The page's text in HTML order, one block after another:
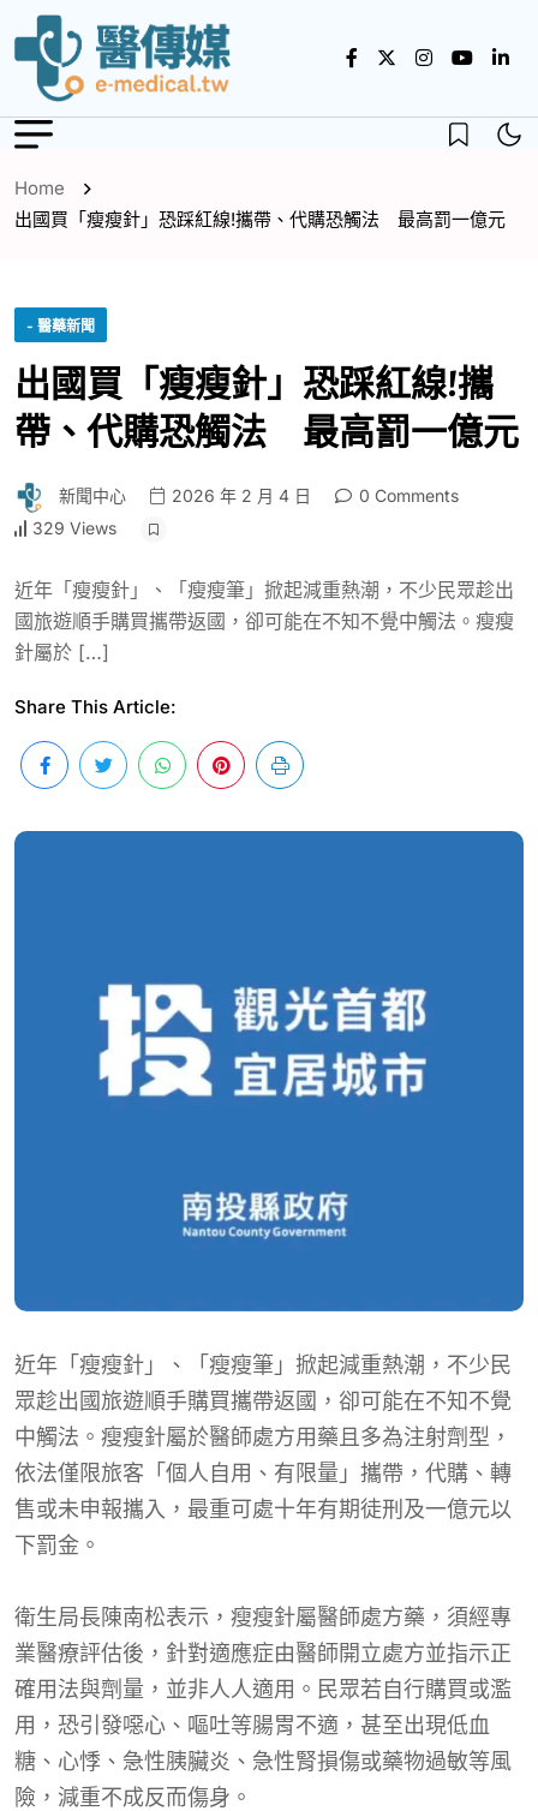
Home
出國買「瘦瘦針」恐踩紅線!攜帶、代購恐觸法 最高罰一億元
- 醫藥新聞
出國買「瘦瘦針」恐踩紅線!攜
帶、代購恐觸法 最高罰一億元
新聞中心 2026 年 2 月 4 日
0 Comments
329 Views
近年「瘦瘦針」、「瘦瘦筆」掀起減重熱潮，不少民眾趁出
國旅遊順手購買攜帶返國，卻可能在不知不覺中觸法。瘦瘦
針屬於 […]
Share This Article:
近年「瘦瘦針」、「瘦瘦筆」掀起減重熱潮，不少民
眾趁出國旅遊順手購買攜帶返國，卻可能在不知不覺
中觸法。瘦瘦針屬於醫師處方用藥且多為注射劑型，
依法僅限旅客「個人自用、有限量」攜帶，代購、轉
售或未申報攜入，最重可處十年有期徒刑及一億元以
下罰金。
衛生局長陳南松表示，瘦瘦針屬醫師處方藥，須經專
業醫療評估後，針對適應症由醫師開立處方並指示正
確用法與劑量，並非人人適用。民眾若自行購買或濫
用，恐引發噁心、嘔吐等腸胃不適，甚至出現低血
糖、心悸、急性胰臟炎、急性腎損傷或藥物過敏等風
險，減重不成反而傷身。